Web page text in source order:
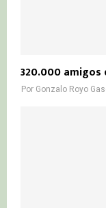
320.000 amigos
Por Gonzalo Royo